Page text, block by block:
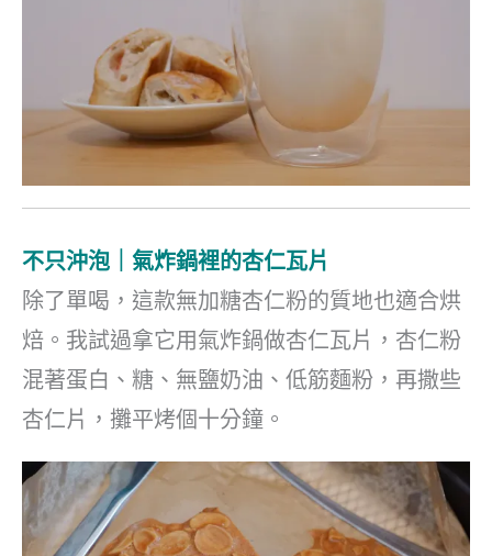
不只沖泡｜氣炸鍋裡的杏仁瓦片
除了單喝，這款無加糖杏仁粉的質地也適合烘
焙。我試過拿它用氣炸鍋做杏仁瓦片，杏仁粉
混著蛋白、糖、無鹽奶油、低筋麵粉，再撒些
杏仁片，攤平烤個十分鐘。